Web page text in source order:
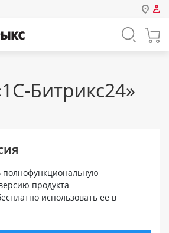
Логин
Запомнить меня на этом
компьютере
свой пароль?
Битрикс24»
полнофункциональную
продукта
использовать ее в